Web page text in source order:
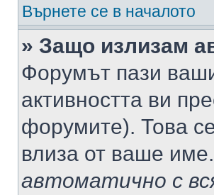
Върнете се в началото
» Защо излизам
Форумът пази
активността ви
форумите). Това
влиза от ваше
автоматично с